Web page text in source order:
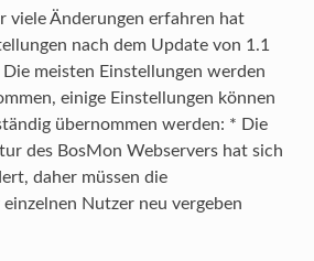
viele Änderungen erfahren hat
nach dem Update von 1.1
meisten Einstellungen werden
einige Einstellungen können
übernommen werden: * Die
des BosMon Webservers hat sich
daher müssen die
Nutzer neu vergeben